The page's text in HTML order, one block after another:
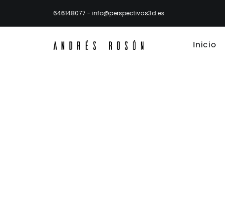
646148077 - info@perspectivas3d.es
Inicio